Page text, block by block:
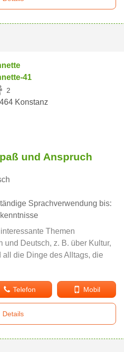
41
2
Konstanz
und Anspruch
Sprachverwendung bis:
Themen
und Deutsch, z. B. über Kultur,
all die Dinge des Alltags, die
Telefon Mobil
Details